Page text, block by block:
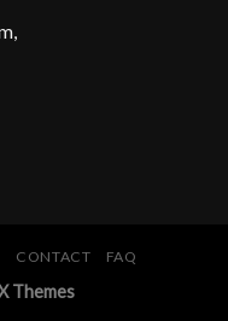
CONTACT FAQ
Themes